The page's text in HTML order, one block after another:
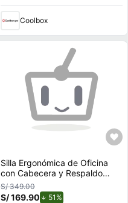
Coolbox
Silla Ergonómica de Oficina
con Cabecera y Respaldo
Regulables
S/ 349.00
S/ 169.90 51%